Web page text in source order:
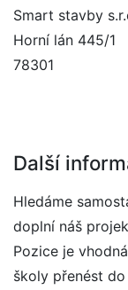
Smart stavby
Horní lán 445/1
78301
Další
Hledáme
doplní náš
Pozice je
školy přenést